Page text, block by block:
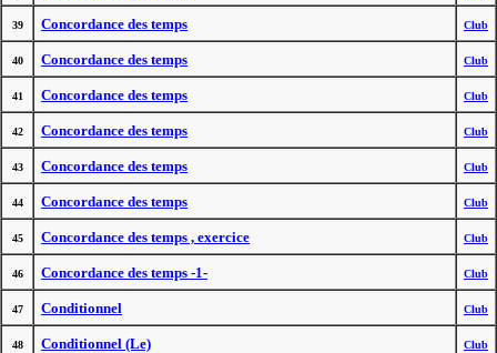
39 Concordance des temps Club
40 Concordance des temps Club
41 Concordance des temps Club
42 Concordance des temps Club
43 Concordance des temps Club
44 Concordance des temps Club
45 Concordance des temps , exercice Club
46 Concordance des temps -1- Club
47 Conditionnel Club
48 Conditionnel (Le) Club